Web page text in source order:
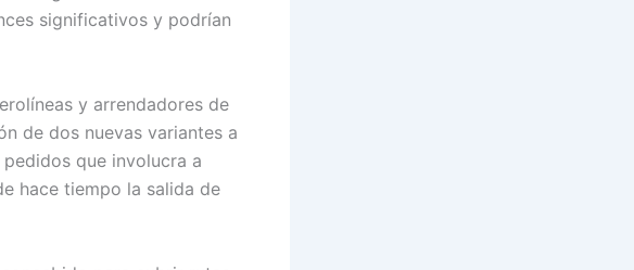
significativos y podrían
y arrendadores de
de dos nuevas variantes a
que involucra a
hace tiempo la salida de